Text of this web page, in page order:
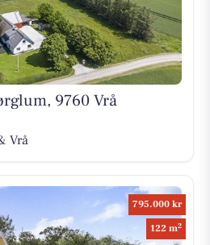
9760 Vrå
Vrå
795.000 kr
122 m2